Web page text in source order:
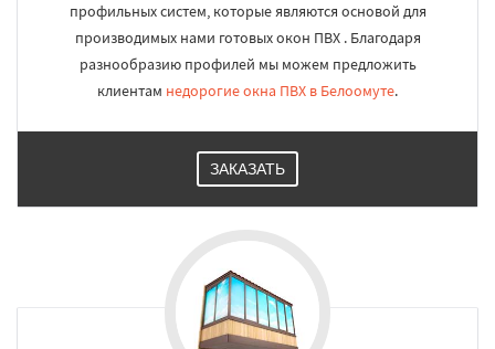
профильных систем, которые являются основой для
производимых нами готовых окон ПВХ . Благодаря
разнообразию профилей мы можем предложить
клиентам недорогие окна ПВХ в Белоомуте.
ЗАКАЗАТЬ